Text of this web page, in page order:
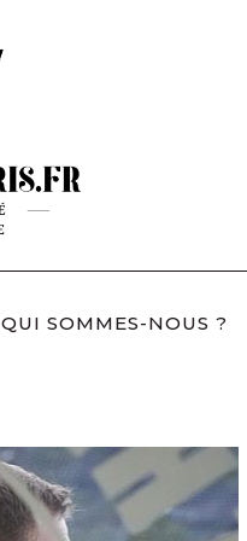
QUI SOMMES-NOUS ?